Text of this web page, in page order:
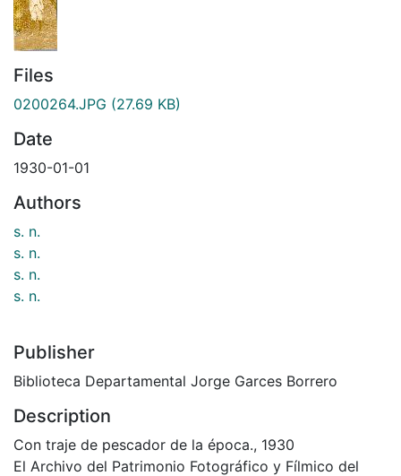
Files
0200264.JPG (27.69 KB)
Date
1930-01-01
Authors
s. n.
s. n.
s. n.
s. n.
Publisher
Biblioteca Departamental Jorge Garces Borrero
Description
Con traje de pescador de la época., 1930
El Archivo del Patrimonio Fotográfico y Fílmico del